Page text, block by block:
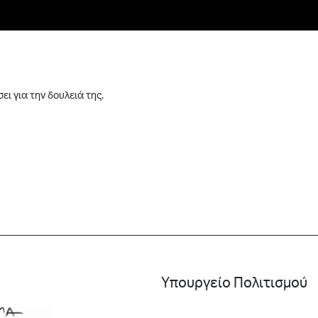
για την δουλειά της.
Υπουργείο Πολιτισμού